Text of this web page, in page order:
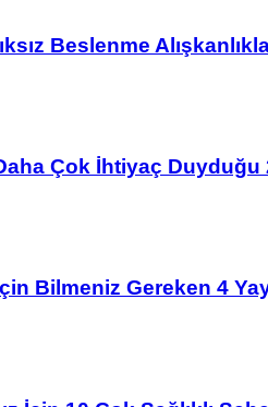
Beslenme
Çok İhtiyaç Duyduğu
Bilmeniz Gereken 4